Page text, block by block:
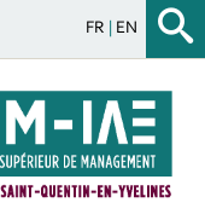
FR EN